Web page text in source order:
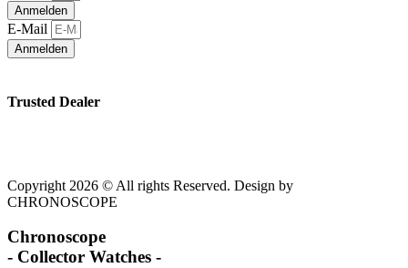
Anmelden
E-Mail
Anmelden
Trusted Dealer
Copyright 2026 © All rights Reserved. Design by
CHRONOSCOPE
Chronoscope
- Collector Watches -